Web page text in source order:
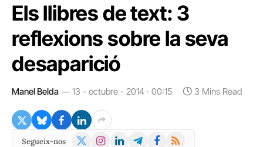
Els llibres de text: 3
reflexions sobre la seva
desaparició
Manel Belda 13 - octubre - 2014 · 00:15 3 Mins Read
Segueix-nos
X
Instagram
LinkedInTelegramFacebook
RSS